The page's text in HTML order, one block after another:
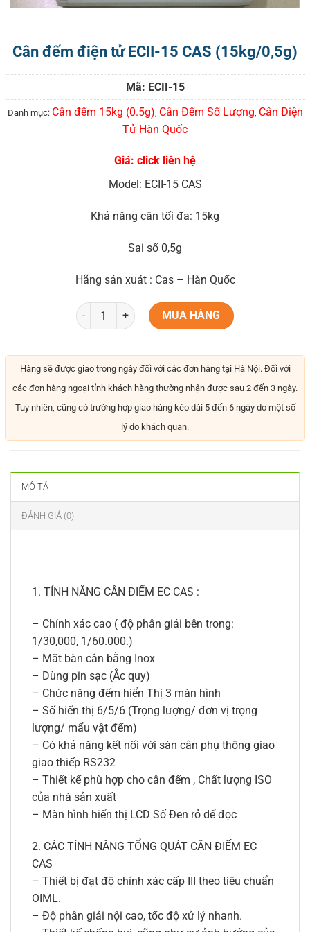
Cân đếm điện tử ECII-15 CAS (15kg/0,5g)
Mã: ECII-15
Danh mục: Cân đếm 15kg (0.5g), Cân Đếm Số Lượng, Cân Điện
Tử Hàn Quốc
Giá: click liên hệ
Model: ECII-15 CAS
Khả năng cân tối đa: 15kg
Sai số 0,5g
Hãng sản xuát : Cas – Hàn Quốc
MUA HÀNG
Hàng sẽ được giao trong ngày đối với các đơn hàng tại Hà Nội. Đối với
các đơn hàng ngoại tỉnh khách hàng thường nhận được sau 2 đến 3 ngày.
Tuy nhiên, cũng có trường hợp giao hàng kéo dài 5 đến 6 ngày do một số
lý do khách quan.
MÔ TẢ
ĐÁNH GIÁ (0)
1. TÍNH NĂNG CÂN ĐIẾM EC CAS :
– Chính xác cao ( độ phân giải bên trong:
1/30,000, 1/60.000.)
– Măt bàn cân bằng Inox
– Dùng pin sạc (Ắc quy)
– Chức năng đếm hiển Thị 3 màn hình
– Số hiển thị 6/5/6 (Trọng lượng/ đơn vị trọng
lượng/ mẩu vật đếm)
– Có khả năng kết nối với sàn cân phụ thông giao
giao thiếp RS232
– Thiết kế phù hợp cho cân đếm , Chất lượng ISO
của nhà sản xuất
– Màn hình hiển thị LCD Số Đen rỏ dể đọc
2. CÁC TÍNH NĂNG TỔNG QUÁT CÂN ĐIẾM EC
CAS
– Thiết bị đạt độ chính xác cấp III theo tiêu chuẩn
OIML.
– Độ phân giải nội cao, tốc độ xử lý nhanh.